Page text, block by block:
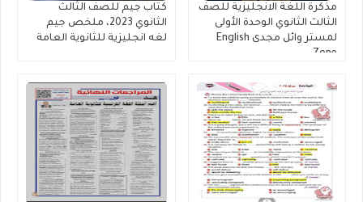
مذكرة اللغة الانجليزية للصف
الثالث الثانوي الوحدة الأولى
لمستر وائل مجدى English
Zone
كتاب جيم للصف الثالث
الثانوي 2023، ملخص جيم
لغه انجليزية للثانوية العامة